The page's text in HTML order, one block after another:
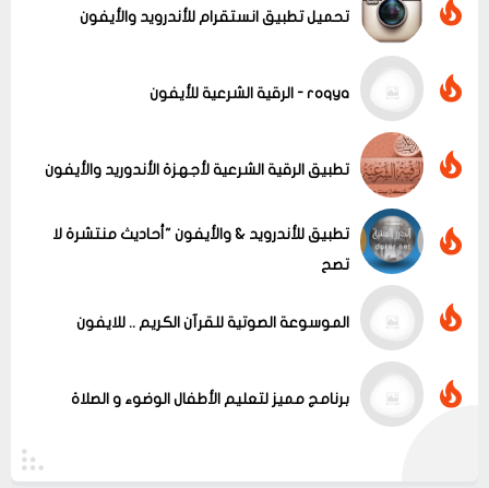
عرض الكل
تحميل تطبيق انستقرام للأندرويد والأيفون
roqya - الرقية الشرعية للأيفون
تطبيق الرقية الشرعية لأجهزة الأندوريد والأيفون
تطبيق للأندرويد & والأيفون "أحاديث منتشرة لا
تصح
الموسوعة الصوتية للقرآن الكريم .. للايفون
برنامج مميز لتعليم الأطفال الوضوء و الصلاة